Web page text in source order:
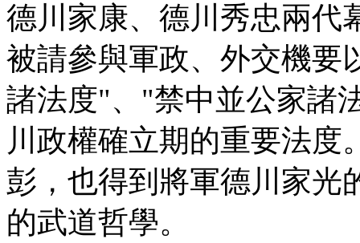
德川家康、德川秀忠兩代
被請參與軍政、外交機要
諸法度"、"禁中並公家諸
川政權確立期的重要法度
彭，也得到將軍德川家光
的武道哲學。